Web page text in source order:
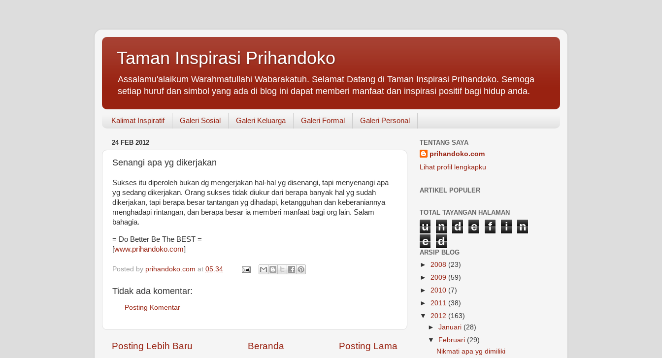
Taman Inspirasi Prihandoko
Assalamu'alaikum Warahmatullahi Wabarakatuh. Selamat Datang di Taman Inspirasi Prihandoko. Semoga
setiap huruf dan simbol yang ada di blog ini dapat memberi manfaat dan inspirasi positif bagi hidup anda.
Kalimat Inspiratif Galeri Sosial Galeri Keluarga Galeri Formal Galeri Personal
24 FEB 2012
Senangi apa yg dikerjakan
Sukses itu diperoleh bukan dg mengerjakan hal-hal yg disenangi, tapi menyenangi apa
yg sedang dikerjakan. Orang sukses tidak diukur dari berapa banyak hal yg sudah
dikerjakan, tapi berapa besar tantangan yg dihadapi, ketangguhan dan keberaniannya
menghadapi rintangan, dan berapa besar ia memberi manfaat bagi org lain. Salam
bahagia.
= Do Better Be The BEST =
[www.prihandoko.com]
Posted by prihandoko.com at 05.34
Tidak ada komentar:
Posting Komentar
Posting Lebih Baru Posting Lama
Beranda
TENTANG SAYA
prihandoko.com
Lihat profil lengkapku
ARTIKEL POPULER
TOTAL TAYANGAN HALAMAN
u n d e f i
n
e
d
ARSIP BLOG
► 2008 (23)
► 2009 (59)
► 2010 (7)
► 2011 (38)
▼ 2012 (163)
►Januari (28)
▼
Februari (29)
Nikmati apa yg dimiliki